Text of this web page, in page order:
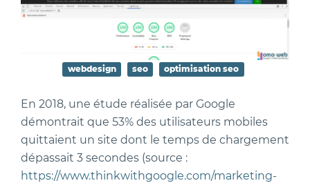
webdesign seo optimisation seo
En 2018, une étude réalisée par Google
démontrait que 53% des utilisateurs mobiles
quittaient un site dont le temps de chargement
dépassait 3 secondes (source :
https://www.thinkwithgoogle.com/marketing-